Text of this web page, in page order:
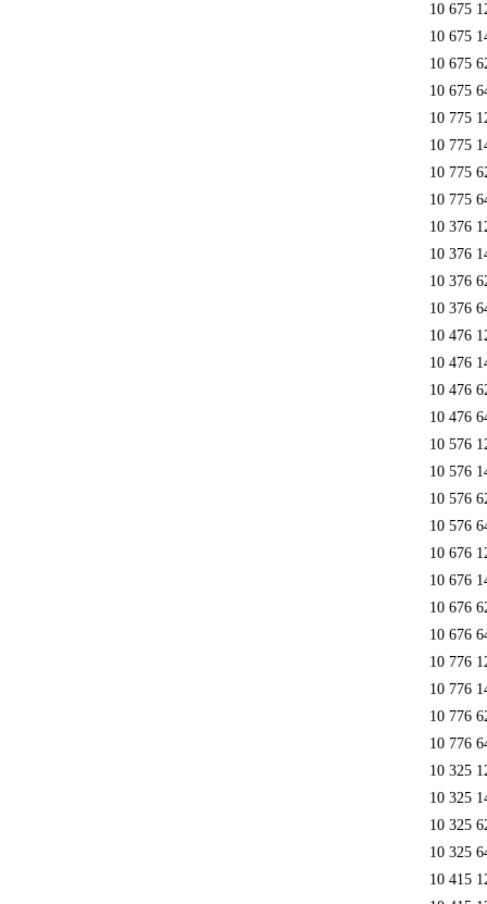
10 675
10 675
10 675
10 675
10 775
10 775
10 775
10 775
10 376
10 376
10 376
10 376
10 476
10 476
10 476
10 476
10 576
10 576
10 576
10 576
10 676
10 676
10 676
10 676
10 776
10 776
10 776
10 776
10 325
10 325
10 325
10 325
10 415